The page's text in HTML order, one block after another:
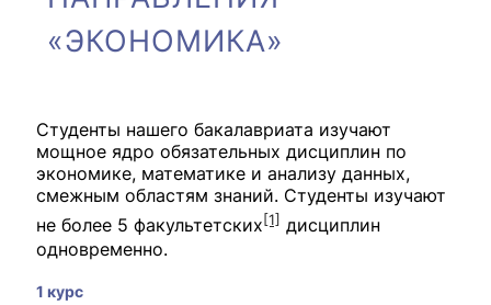
«ЭКОНОМИКА»
Студенты нашего бакалавриата изучают
мощное ядро обязательных дисциплин по
экономике, математике и анализу данных,
смежным областям знаний. Студенты изучают
не более 5 факультетских[1] дисциплин
одновременно.
1 курс